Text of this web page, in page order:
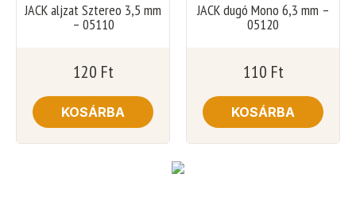
JACK aljzat Sztereo 3,5 mm
– 05110
120 Ft
KOSÁRBA
JACK dugó Mono 6,3 mm –
05120
110 Ft
KOSÁRBA